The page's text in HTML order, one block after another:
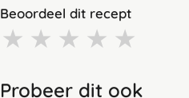
Beoordeel dit recept
★ ★ ★ ★ ★
Probeer dit ook